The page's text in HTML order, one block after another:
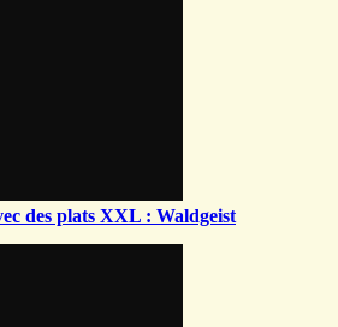
des plats XXL : Waldgeist